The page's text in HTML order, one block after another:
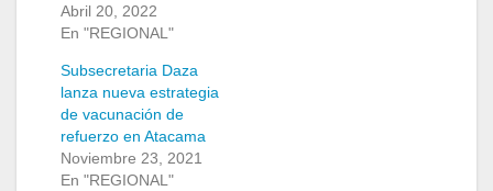
Abril 20, 2022
En "REGIONAL"
Subsecretaria Daza
lanza nueva estrategia
de vacunación de
refuerzo en Atacama
Noviembre 23, 2021
En "REGIONAL"